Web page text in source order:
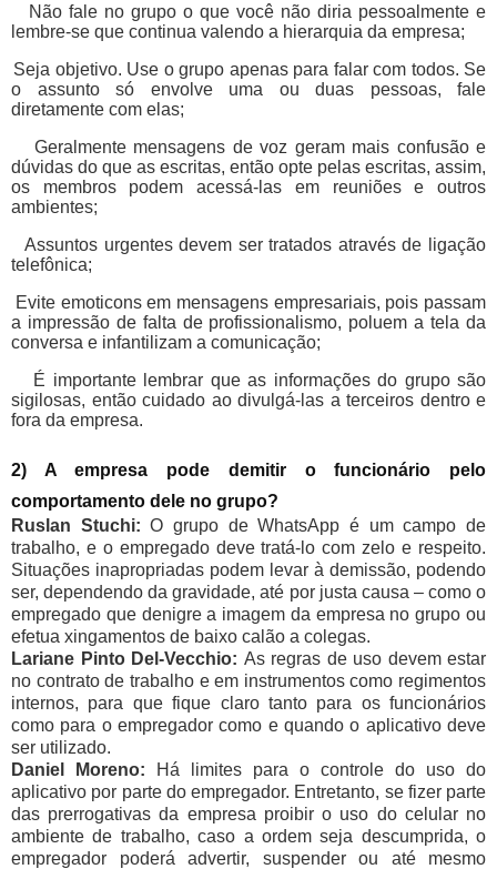
Não fale no grupo o que você não diria pessoalmente e
lembre-se que continua valendo a hierarquia da empresa;
Seja objetivo. Use o grupo apenas para falar com todos. Se
o assunto só envolve uma ou duas pessoas, fale
diretamente com elas;
Geralmente mensagens de voz geram mais confusão e
dúvidas do que as escritas, então opte pelas escritas, assim,
os membros podem acessá-las em reuniões e outros
ambientes;
Assuntos urgentes devem ser tratados através de ligação
telefônica;
Evite emoticons em mensagens empresariais, pois passam
a impressão de falta de profissionalismo, poluem a tela da
conversa e infantilizam a comunicação;
É importante lembrar que as informações do grupo são
sigilosas, então cuidado ao divulgá-las a terceiros dentro e
fora da empresa.
2) A empresa pode demitir o funcionário pelo
comportamento dele no grupo?
Ruslan Stuchi:O grupo de WhatsApp é um campo de
trabalho, e o empregado deve tratá-lo com zelo e respeito.
Situações inapropriadas podem levar à demissão, podendo
ser, dependendo da gravidade, até por justa causa – como o
empregado que denigre a imagem da empresa no grupo ou
efetua xingamentos de baixo calão a colegas.
Lariane Pinto Del-Vecchio: As regras de uso devem estar
no contrato de trabalho e em instrumentos como regimentos
internos, para que fique claro tanto para os funcionários
como para o empregador como e quando o aplicativo deve
ser utilizado.
Daniel Moreno: Há limites para o controle do uso do
aplicativo por parte do empregador. Entretanto, se fizer parte
das prerrogativas da empresa proibir o uso do celular no
ambiente de trabalho, caso a ordem seja descumprida, o
empregador poderá advertir, suspender ou até mesmo